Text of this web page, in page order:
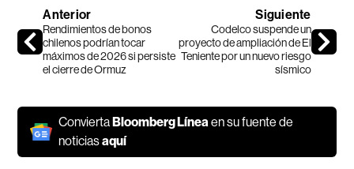
Anterior
Rendimientos de bonos
chilenos podrían tocar
máximos de 2026 si persiste
el cierre de Ormuz
Siguiente
Codelco suspende un
proyecto de ampliación de El
Teniente por un nuevo riesgo
sísmico
ConviertaBloomberg Líneaen su fuente de
noticiasaquí